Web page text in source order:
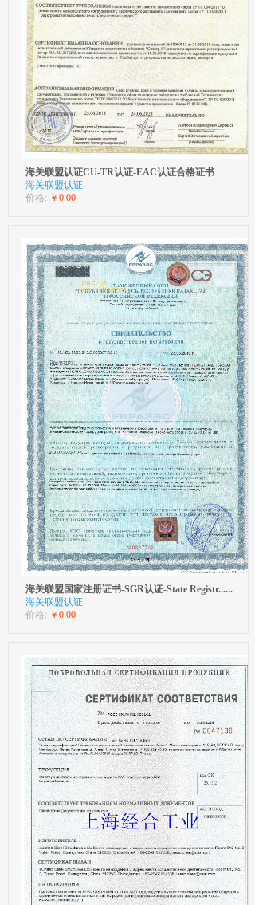
海关联盟认证CU-TR认证-EAC认证合格证书
海关联盟认证
价格: ￥0.00
海关联盟国家注册证书-SGR认证-State Registr......
海关联盟认证
价格: ￥0.00